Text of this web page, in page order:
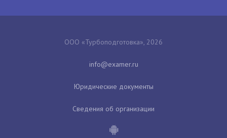
ООО «Турбоподготовка», 2026
Юридические документы
Сведения об организации